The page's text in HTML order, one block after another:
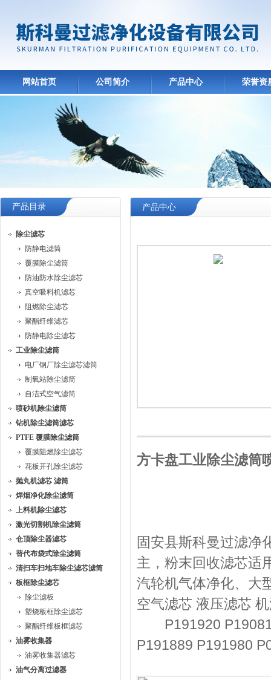
网站首页 公司简介 产品中心 荣誉资
产品目录
除尘滤芯
防静电滤筒
覆膜除尘滤筒
防油防水除尘滤芯
真空吸料机滤芯
阻燃除尘滤芯
聚酯纤维滤芯
防静电除尘滤芯
工业除尘滤筒
电厂钢厂除尘滤芯滤筒
制氧站除尘滤筒
自洁式空气滤筒
喷砂机除尘滤筒
钻机除尘滤筒滤芯
PTFE 覆膜除尘滤筒
覆膜阻燃除尘滤芯
花板开孔除尘滤芯
抛丸机滤芯 滤筒
焊烟净化除尘滤筒
上料机除尘滤芯
激光切割机除尘滤筒
仓顶除尘器滤芯
替代布袋式除尘滤筒
清扫车扫地车除尘滤芯滤筒
板框除尘滤芯
除尘滤板
塑烧板框除尘滤芯
聚酯纤维板框滤芯
油雾收集器
油雾收集器滤芯
油气分离过滤器
产品中心
方卡盘工业除尘滤筒
固安县斯科曼过滤净
主，粉末回收滤芯适
汽轮机气体净化、大
空气滤芯 液压滤芯
P191920
P191889 P191980